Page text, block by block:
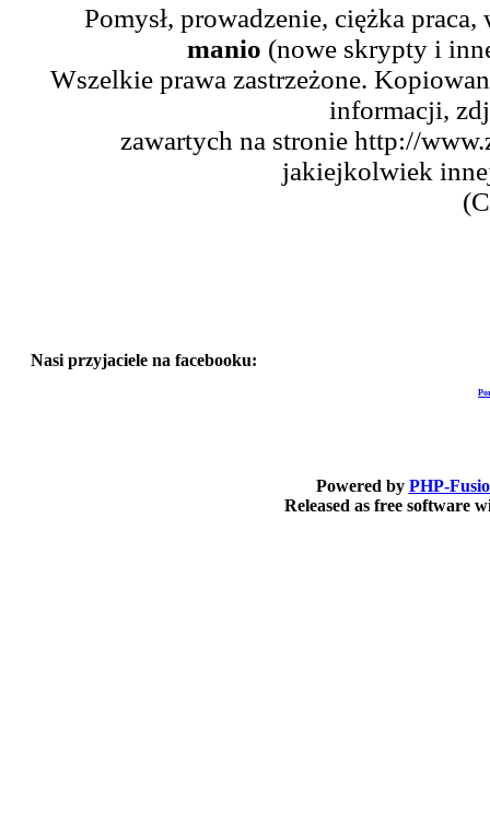
Pomysł, prowadzenie, ciężka
manio (nowe skrypty i
Wszelkie prawa zastrzeżone.
informacji,
zawartych na stronie http://
jakiejkolwiek
Nasi przyjaciele na facebooku:
Powered by PHP-
Released as free software